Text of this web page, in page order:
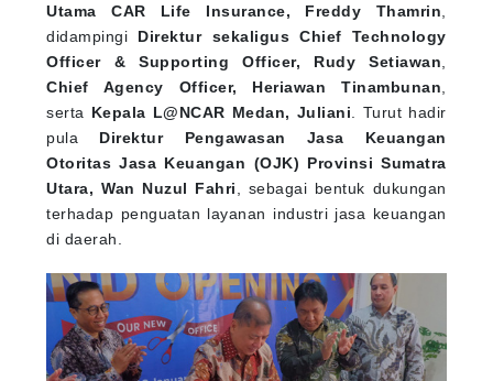
Utama CAR Life Insurance, Freddy Thamrin
didampingi Direktur sekaligus Chief Technology
Officer & Supporting Officer, Rudy Setiawan
Chief Agency Officer, Heriawan Tinambunan
serta Kepala L@NCAR Medan, Juliani . Turut hadir
pula Direktur Pengawasan Jasa Keuangan
Otoritas Jasa Keuangan (OJK) Provinsi Sumatra
Utara, Wan Nuzul Fahri
, sebagai bentuk dukungan
terhadap penguatan layanan industri jasa keuangan
di daerah.